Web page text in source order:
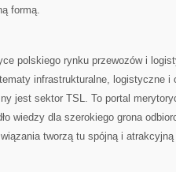
formą.
polskiego rynku przewozów i
infrastrukturalne, logistyczne i
jest sektor TSL. To portal
wiedzy dla szerokiego grona
tworzą tu spójną i